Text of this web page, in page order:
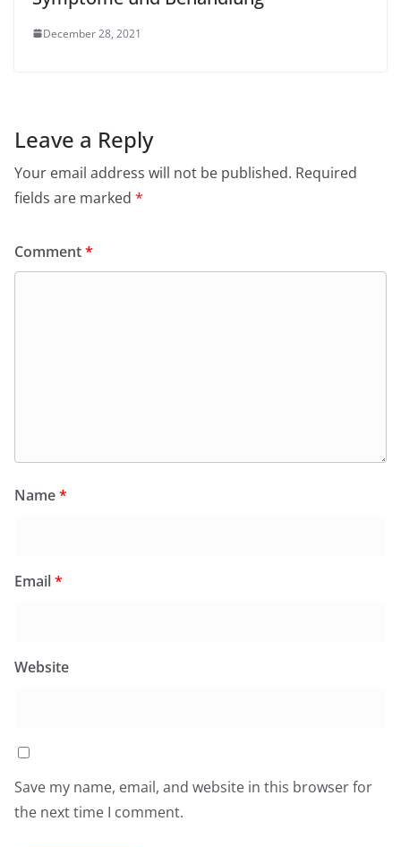
December 28, 2021
Leave a Reply
Your email address will not be published. Required
fields are marked *
Comment*
Name*
Email*
Website
Save my name, email, and website in this browser for
the next time I comment.